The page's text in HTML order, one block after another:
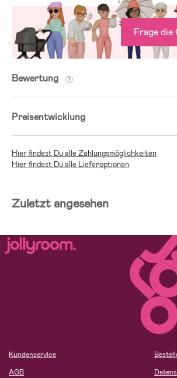
Frage die
Bewertung
Preisentwicklung
Hier findest Du alle Zahlungsmöglichkeiten
Hier findest Du alle Lieferoptionen
Zuletzt angesehen
Kundenservice
AGB